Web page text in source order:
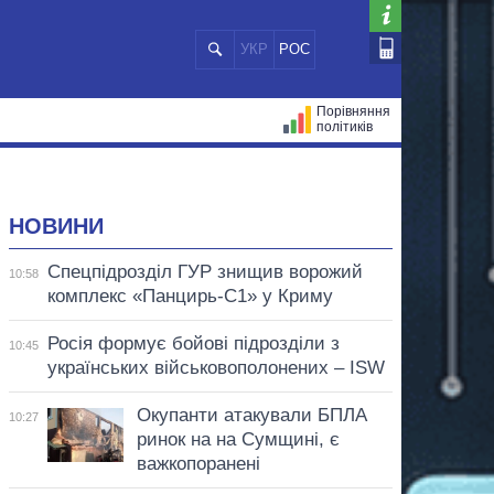
УКР РОС
Порівняння
політиків
НОВИНИ
10:58
Спецпідрозділ ГУР знищив ворожий
комплекс «Панцирь-С1» у Криму
10:45
Росія формує бойові підрозділи з
українських військовополонених – ISW
10:27
Окупанти атакували БПЛА
ринок на на Сумщині, є
важкопоранені